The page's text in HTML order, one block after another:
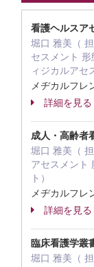
看護ヘルスア
堀口 雅美（
セスメント
ィジカルアセ
メヂカルフ
詳細を見る
成人・高齢者
堀口 雅美（
アセスメント
ト）
メヂカルフ
詳細を見る
臨床看護学叢
堀口 雅美（